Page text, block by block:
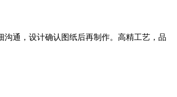
通，设计确认图纸后再制作。高精工艺，品